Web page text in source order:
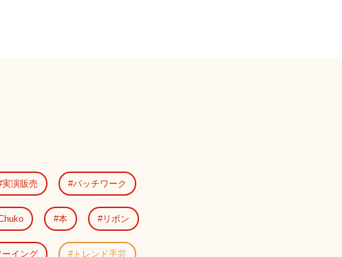
実演販売 パッチワーク
本 リボン
ーイング トレンド手芸